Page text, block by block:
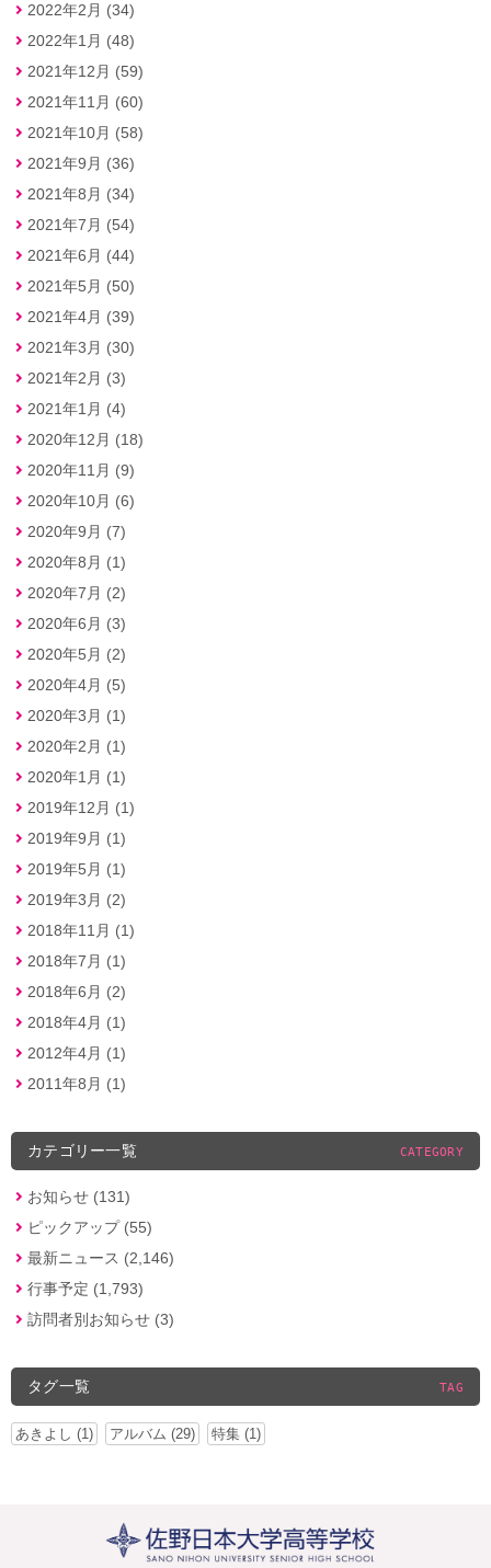
2022年2月 (34)
2022年1月 (48)
2021年12月 (59)
2021年11月 (60)
2021年10月 (58)
2021年9月 (36)
2021年8月 (34)
2021年7月 (54)
2021年6月 (44)
2021年5月 (50)
2021年4月 (39)
2021年3月 (30)
2021年2月 (3)
2021年1月 (4)
2020年12月 (18)
2020年11月 (9)
2020年10月 (6)
2020年9月 (7)
2020年8月 (1)
2020年7月 (2)
2020年6月 (3)
2020年5月 (2)
2020年4月 (5)
2020年3月 (1)
2020年2月 (1)
2020年1月 (1)
2019年12月 (1)
2019年9月 (1)
2019年5月 (1)
2019年3月 (2)
2018年11月 (1)
2018年7月 (1)
2018年6月 (2)
2018年4月 (1)
2012年4月 (1)
2011年8月 (1)
カテゴリー一覧 CATEGORY
お知らせ (131)
ピックアップ (55)
最新ニュース (2,146)
行事予定 (1,793)
訪問者別お知らせ (3)
タグ一覧 TAG
あきよし (1) アルバム (29) 特集 (1)